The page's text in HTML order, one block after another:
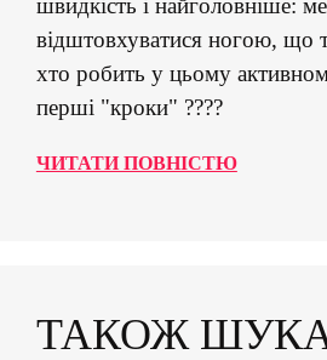
швидкість і найголовніше:
відштовхуватися ногою, що
хто робить у цьому
перші "кроки" ????
ЧИТАТИ ПОВНІСТЮ
ТАКОЖ